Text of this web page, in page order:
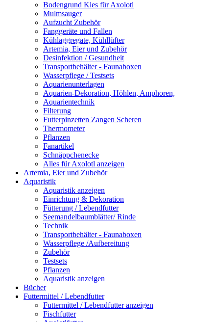
Bodengrund Kies für Axolotl
Mulmsauger
Aufzucht Zubehör
Fanggeräte und Fallen
Kühlaggregate, Kühllüfter
Artemia, Eier und Zubehör
Desinfektion / Gesundheit
Transportbehälter - Faunaboxen
Wasserpflege / Testsets
Aquarienunterlagen
Aquarien-Dekoration, Höhlen, Amphoren,
Aquarientechnik
Filterung
Futterpinzetten Zangen Scheren
Thermometer
Pflanzen
Fanartikel
Schnäppchenecke
Alles für Axolotl anzeigen
Artemia, Eier und Zubehör
Aquaristik
Aquaristik anzeigen
Einrichtung & Dekoration
Fütterung / Lebendfutter
Seemandelbaumblätter/ Rinde
Technik
Transportbehälter - Faunaboxen
Wasserpflege /Aufbereitung
Zubehör
Testsets
Pflanzen
Aquaristik anzeigen
Bücher
Futtermittel / Lebendfutter
Futtermittel / Lebendfutter anzeigen
Fischfutter